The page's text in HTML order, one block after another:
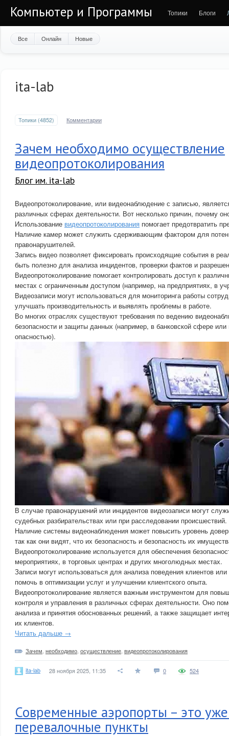
Компьютер и Программы Топики Блоги
Все Онлайн Новые
ita-lab
Топики (4852) Комментарии
Зачем необходимо осуществление
видеопротоколирования
Блог им. ita-lab
Видеопротоколирование, или видеонаблюдение с записью,
различных сферах деятельности. Вот несколько причин, почему
Использование видеопротоколирования помогает предотвратить
Наличие камер может служить сдерживающим фактором для
правонарушителей.
Запись видео позволяет фиксировать происходящие события в
быть полезно для анализа инцидентов, проверки фактов и
Видеопротоколирование помогает контролировать доступ к
местах с ограниченным доступом (например, на предприятиях, в
Видеозаписи могут использоваться для мониторинга работы
улучшать производительность и выявлять проблемы в работе.
Во многих отраслях существуют требования по ведению
безопасности и защиты данных (например, в банковской сфере
опасностью).
В случае правонарушений или инцидентов видеозаписи могут
судебных разбирательствах или при расследовании происшествий.
Наличие системы видеонаблюдения может повысить уровень
так как они видят, что их безопасность и безопасность их
Видеопротоколирование используется для обеспечения
мероприятиях, в торговых центрах и других многолюдных местах.
Записи могут использоваться для анализа поведения клиентов
помочь в оптимизации услуг и улучшении клиентского опыта.
Видеопротоколирование является важным инструментом для
контроля и управления в различных сферах деятельности. Оно
анализа и принятия обоснованных решений, а также защищает
их клиентов.
Читать дальше →
Зачем необходимо осуществление видеопротоколирования
ita-lab 28 ноября 2025, 11:35 0 524
Современные аэропорты – это
перевалочные пункты